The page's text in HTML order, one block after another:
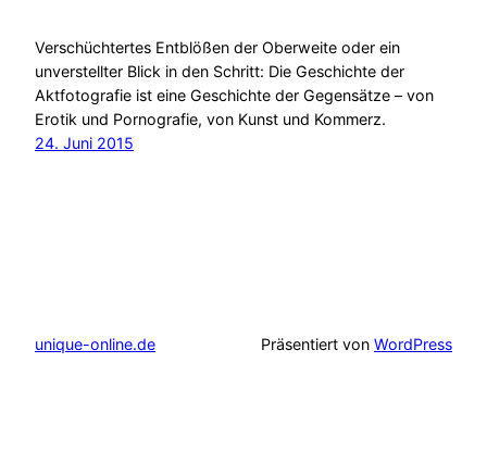
Verschüchtertes Entblößen der Oberweite oder ein
unverstellter Blick in den Schritt: Die Geschichte der
Aktfotografie ist eine Geschichte der Gegensätze – von
Erotik und Pornografie, von Kunst und Kommerz.
24. Juni 2015
unique-online.de Präsentiert von WordPress